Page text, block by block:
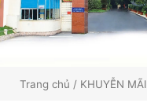
Trang chủ / KHUYỄN MÃI